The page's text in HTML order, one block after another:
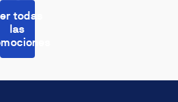
todas
las